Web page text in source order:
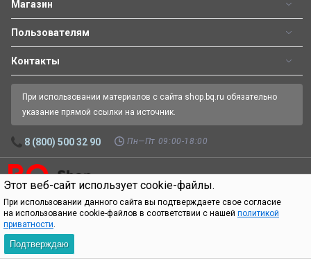
Этот веб-сайт использует cookie-файлы.
При использовании данного сайта вы подтверждаете свое согласие
на использование cookie-файлов в соответствии с нашей политикой
приватности.
Подтверждаю
Магазин
Пользователям
Контакты
При использовании материалов с сайта shop.bq.ru обязательно
указание прямой ссылки на источник.
8 (800) 500 32 90 Пн—Пт 09:00-18:00
© 2026Официальный интернет-магазин BQ. Все права защищены.